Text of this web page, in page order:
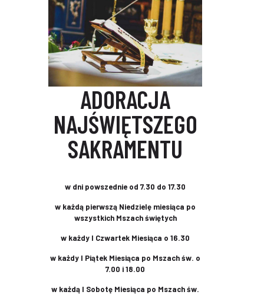
ADORACJA
NAJŚWIĘTSZEGO
SAKRAMENTU
w dni powszednie od 7.30 do 17.30
w każdą pierwszą Niedzielę miesiąca po
wszystkich Mszach świętych
w każdy I Czwartek Miesiąca o 16.30
w każdy I Piątek Miesiąca po Mszach św. o
7.00 i 18.00
w każdą I Sobotę Miesiąca po Mszach św.